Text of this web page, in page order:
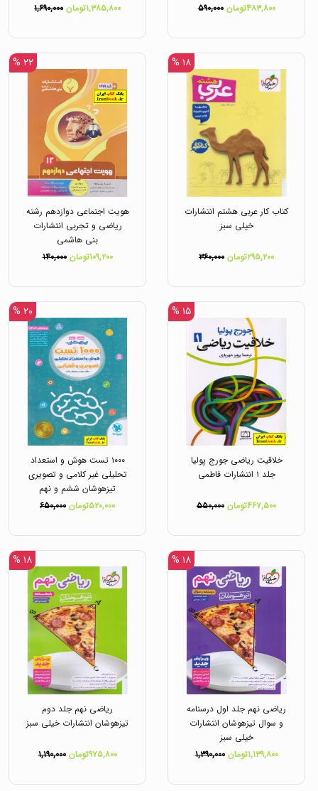
۴۸۳,۸۰۰تومان ۵۹۰,۰۰۰
سبز ۱,۳۸۵,۸۰۰تومان ۱,۶۹۰,۰۰۰
۱۸ %
کتاب کار عربی هشتم انتشارات
خیلی سبز
۲۹۵,۲۰۰تومان ۳۶۰,۰۰۰
۲۲ %
هویت اجتماعی دوازدهم رشته
ریاضی و تجربی انتشارات
بنی هاشمی
۱۰۹,۲۰۰تومان
۱۴۰,۰۰۰
۱۵ %
خلاقیت ریاضی جورج پولیا
جلد ۱ انتشارات فاطمی
۴۶۷,۵۰۰تومان ۵۵۰,۰۰۰
۲۰ %
۱۰۰۰ تست هوش و استعداد
تحلیلی غیر کلامی و تصویری
تیزهوشان ششم و نهم
انتشارات مهروماه
۵۲۰,۰۰۰تومان ۶۵۰,۰۰۰
۱۸ %
ریاضی نهم جلد اول درسنامه
و سوال تیزهوشان انتشارات
خیلی سبز
۱,۱۳۹,۸۰۰تومان
۱,۳۹۰,۰۰۰
۱۸ %
ریاضی نهم جلد دوم
تیزهوشان انتشارات خیلی سبز
۹۷۵,۸۰۰تومان ۱,۱۹۰,۰۰۰